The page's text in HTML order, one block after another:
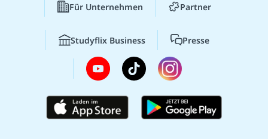
Für Unternehmen Partner
Studyflix Business Presse